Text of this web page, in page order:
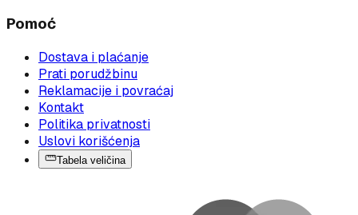
Pomoć
Dostava i plaćanje
Prati porudžbinu
Reklamacije i povraćaj
Kontakt
Politika privatnosti
Uslovi korišćenja
Tabela veličina